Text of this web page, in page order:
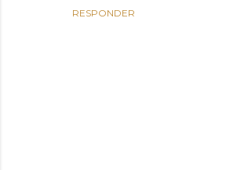
RESPONDER